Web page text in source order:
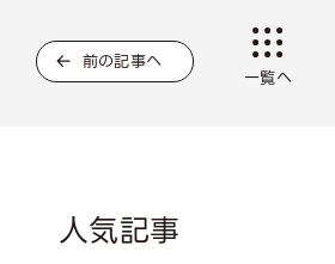
前の記事へ
一覧へ
人気記事